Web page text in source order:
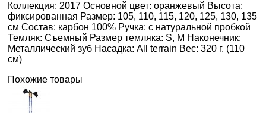
Коллекция: 2017 Основной цвет: оранжевый Высота:
фиксированная Размер: 105, 110, 115, 120, 125, 130, 135
см Состав: карбон 100% Ручка: с натуральной пробкой
Темляк: Съемный Размер темляка: S, M Наконечник:
Металлический зуб Насадка: All terrain Вес: 320 г. (110
см)
Похожие товары